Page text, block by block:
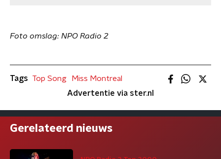
Foto omslag: NPO Radio 2
Tags Top Song
Miss Montreal
Advertentie via ster.nl
Gerelateerd nieuws